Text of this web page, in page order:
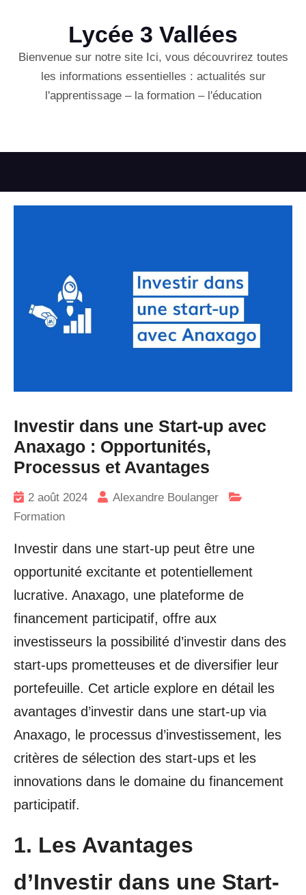
Lycée 3 Vallées
Bienvenue sur notre site Ici, vous découvrirez toutes
les informations essentielles : actualités sur
l'apprentissage – la formation – l'éducation
Investir dans une Start-up avec
Anaxago : Opportunités,
Processus et Avantages
2 août 2024
Alexandre Boulanger
Formation
Investir dans une start-up peut être une
opportunité excitante et potentiellement
lucrative. Anaxago, une plateforme de
financement participatif, offre aux
investisseurs la possibilité d’investir dans des
start-ups prometteuses et de diversifier leur
portefeuille. Cet article explore en détail les
avantages d’investir dans une start-up via
Anaxago, le processus d’investissement, les
critères de sélection des start-ups et les
innovations dans le domaine du financement
participatif.
1. Les Avantages
d’Investir dans une Start-